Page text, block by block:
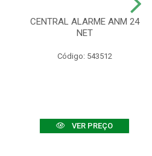
CENTRAL ALARME ANM 24
NET
Código: 543512
VER PREÇO